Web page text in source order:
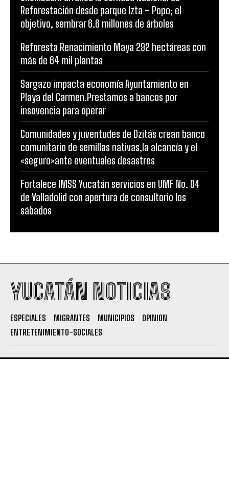
Reforestación desde parque Izta – Popo; el
objetivo, sembrar 6.6 millones de árboles
Reforesta Renacimiento Maya 292 hectáreas con
más de 64 mil plantas
Sargazo impacta economía Ayuntamiento en
Playa del Carmen.Prestamos a bancos por
insovencia para operar
Comunidades y juventudes de Dzitás crean banco
comunitario de semillas nativas,la alcancía y el
«seguro»ante eventuales desastres
Fortalece IMSS Yucatán servicios en UMF No. 04
de Valladolid con apertura de consultorio los
sábados
YUCATÁN NOTICIAS
ESPECIALES MIGRANTES MUNICIPIOS
OPINION
ENTRETENIMIENTO-SOCIALES